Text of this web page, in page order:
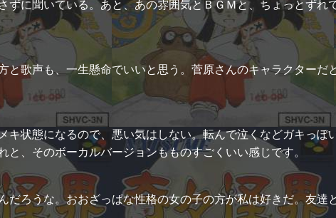
ずに聞いている。あと、あの雰囲気とＢＧＭと、ちょっとず
と歌声も、一生懸命でいいと思う。菅原さんのキャラクターだ
キ状態になるので、悪い気はしない。転んで泣くなどガキっ
、そのボーカルバージョンもものすごくいい感じです。
ろうな。おおざっぱな性格の女の子の方が私は好きだ。友達